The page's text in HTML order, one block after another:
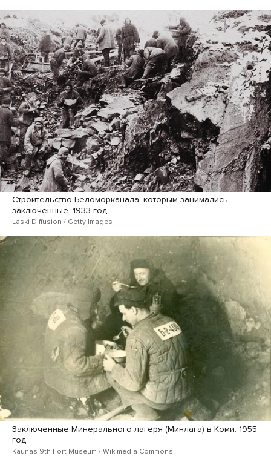
Строительство Беломорканала, которым занимались
заключенные. 1933 год
Laski Diffusion / Getty Images
Заключенные Минерального лагеря (Минлага) в Коми. 1955
год
Kaunas 9th Fort Museum / Wikimedia Commons